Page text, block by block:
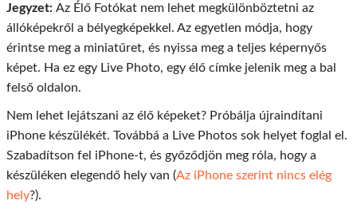
Jegyzet: Az Élő Fotókat nem lehet megkülönböztetni az
állóképekről a bélyegképekkel. Az egyetlen módja, hogy
érintse meg a miniatűret, és nyissa meg a teljes képernyős
képet. Ha ez egy Live Photo, egy élő címke jelenik meg a bal
felső oldalon.
Nem lehet lejátszani az élő képeket? Próbálja újraindítani
iPhone készülékét. Továbbá a Live Photos sok helyet foglal el.
Szabadítson fel iPhone-t, és győződjön meg róla, hogy a
készüléken elegendő hely van (Az iPhone szerint nincs elég
hely?).